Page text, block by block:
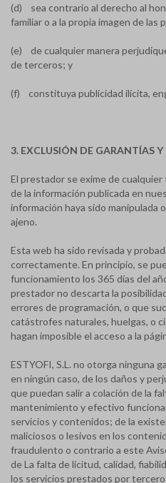
(d) sea contrario al derecho al
familiar o a la propia imagen de las
(e) de cualquier manera
de terceros; y
(f) constituya publicidad ilícita,
3. EXCLUSIÓN DE GARANTÍAS
El prestador se exime de
de la información publicada en
información haya sido manipulada
ajeno.
Esta web ha sido revisada y
correctamente. En principio, se
funcionamiento los 365 días del
prestador no descarta la
errores de programación, o que
catástrofes naturales, huelgas, o
hagan imposible el acceso a la
ESTYOFI, S.L. no otorga ninguna
en ningún caso, de los daños y
que puedan salir a colación de la
mantenimiento y efectivo
servicios y contenidos; de la
maliciosos o lesivos en los
fraudulento o contrario a este
de La falta de licitud, calidad,
los servicios prestados por